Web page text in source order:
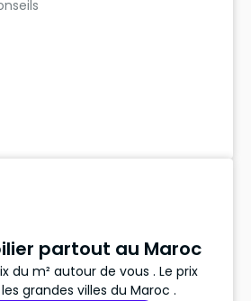
partout au Maroc
du m² autour de vous . Le prix
grandes villes du Maroc .